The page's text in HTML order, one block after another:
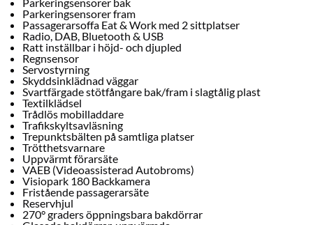
Parkeringsensorer fram
Passagerarsoffa Eat & Work med 2 sittplatser
Radio, DAB, Bluetooth & USB
Ratt inställbar i höjd- och djupled
Regnsensor
Servostyrning
Skyddsinklädnad väggar
Svartfärgade stötfångare bak/fram i slagtålig plast
Textilklädsel
Trådlös mobilladdare
Trafikskyltsavläsning
Trepunktsbälten på samtliga platser
Trötthetsvarnare
Uppvärmt förarsäte
VAEB (Videoassisterad Autobroms)
Visiopark 180 Backkamera
Fristående passagerarsäte
Reservhjul
270° graders öppningsbara bakdörrar